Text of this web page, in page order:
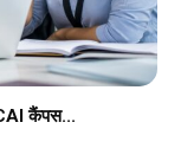
कैंपस...